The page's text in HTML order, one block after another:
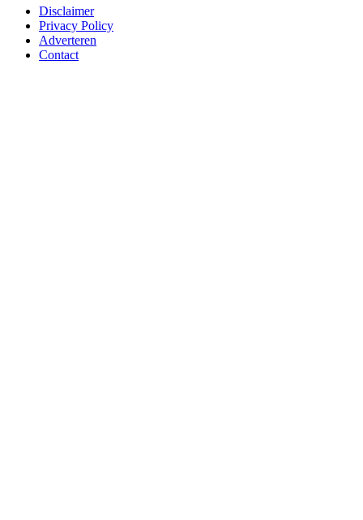
Disclaimer
Privacy Policy
Adverteren
Contact